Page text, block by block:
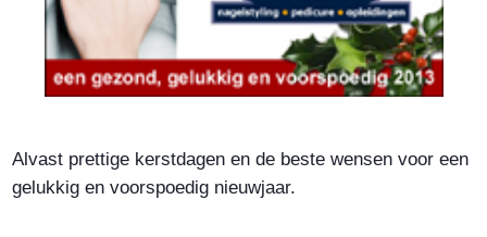
Alvast prettige kerstdagen en de beste wensen voor een
gelukkig en voorspoedig nieuwjaar.